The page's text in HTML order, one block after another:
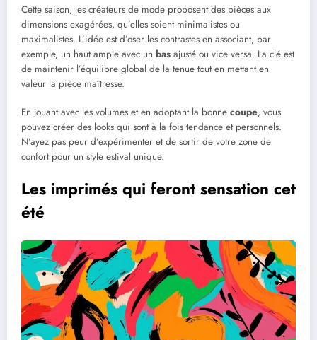
Cette saison, les créateurs de mode proposent des pièces aux
dimensions exagérées, qu’elles soient minimalistes ou
maximalistes. L’idée est d’oser les contrastes en associant, par
exemple, un haut ample avec un bas ajusté ou vice versa. La clé est
de maintenir l’équilibre global de la tenue tout en mettant en
valeur la pièce maîtresse.
En jouant avec les volumes et en adoptant la bonne coupe, vous
pouvez créer des looks qui sont à la fois tendance et personnels.
N’ayez pas peur d’expérimenter et de sortir de votre zone de
confort pour un style estival unique.
Les imprimés qui feront sensation cet
été